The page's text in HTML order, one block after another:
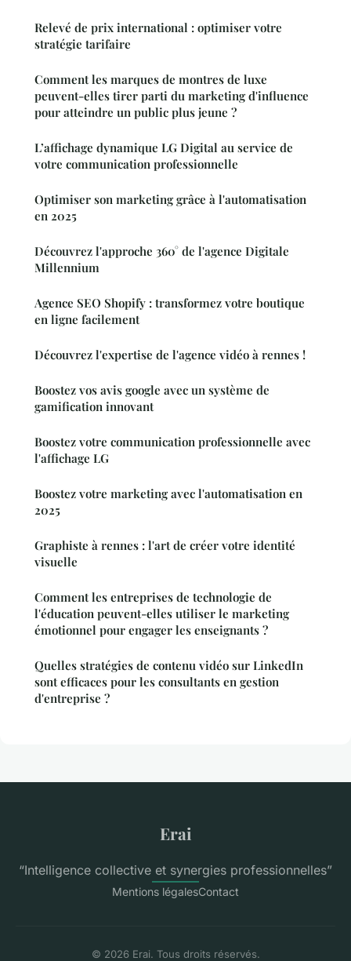
Relevé de prix international : optimiser votre
stratégie tarifaire
Comment les marques de montres de luxe
peuvent-elles tirer parti du marketing d'influence
pour atteindre un public plus jeune ?
L’affichage dynamique LG Digital au service de
votre communication professionnelle
Optimiser son marketing grâce à l'automatisation
en 2025
Découvrez l'approche 360° de l'agence Digitale
Millennium
Agence SEO Shopify : transformez votre boutique
en ligne facilement
Découvrez l'expertise de l'agence vidéo à rennes !
Boostez vos avis google avec un système de
gamification innovant
Boostez votre communication professionnelle avec
l'affichage LG
Boostez votre marketing avec l'automatisation en
2025
Graphiste à rennes : l'art de créer votre identité
visuelle
Comment les entreprises de technologie de
l'éducation peuvent-elles utiliser le marketing
émotionnel pour engager les enseignants ?
Quelles stratégies de contenu vidéo sur LinkedIn
sont efficaces pour les consultants en gestion
d'entreprise ?
Erai
“Intelligence collective et synergies professionnelles”
Mentions légalesContact
© 2026 Erai. Tous droits réservés.